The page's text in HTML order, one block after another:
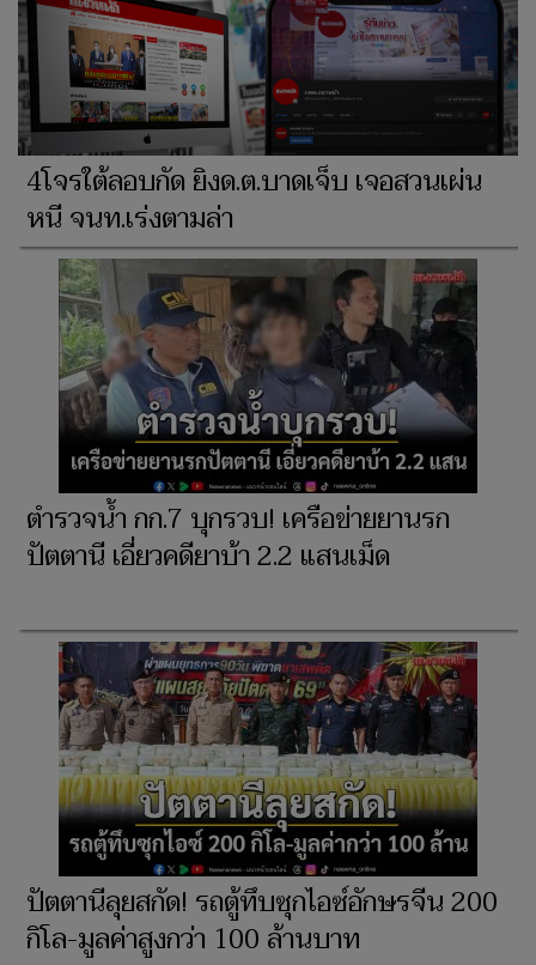
4โจรใต้ลอบกัด ยิงด.ต.บาดเจ็บ เจอสวนเผ่น
หนี จนท.เร่งตามล่า
ตำรวจน้ำ กก.7 บุกรวบ! เครือข่ายยานรก
ปัตตานี เอี่ยวคดียาบ้า 2.2 แสนเม็ด
ปัตตานีลุยสกัด! รถตู้ทึบซุกไอซ์อักษรจีน 200
กิโล-มูลค่าสูงกว่า 100 ล้านบาท